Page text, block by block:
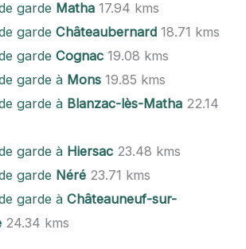
garde Matha 17.94 kms
gardeChâteaubernard 18.71 kms
gardeCognac 19.08 kms
garde à Mons 19.85 kms
garde à Blanzac-lès-Matha 22.14
garde à Hiersac 23.48 kms
garde Néré 23.71 kms
garde àChâteauneuf-sur-
24.34 kms